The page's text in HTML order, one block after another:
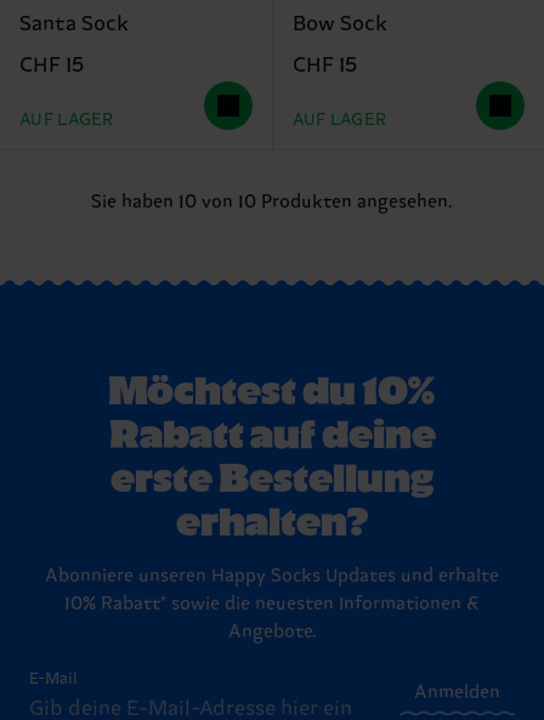
Santa Sock
CHF 15
AUF LAGER
Bow Sock
CHF 15
AUF LAGER
Sie haben 10 von 10 Produkten angesehen.
Möchtest du 10%
Rabatt auf deine
erste Bestellung
erhalten?
Abonniere unseren Happy Socks Updates und erhalte
10% Rabatt* sowie die neuesten Informationen &
Angebote.
E-Mail
Anmelden